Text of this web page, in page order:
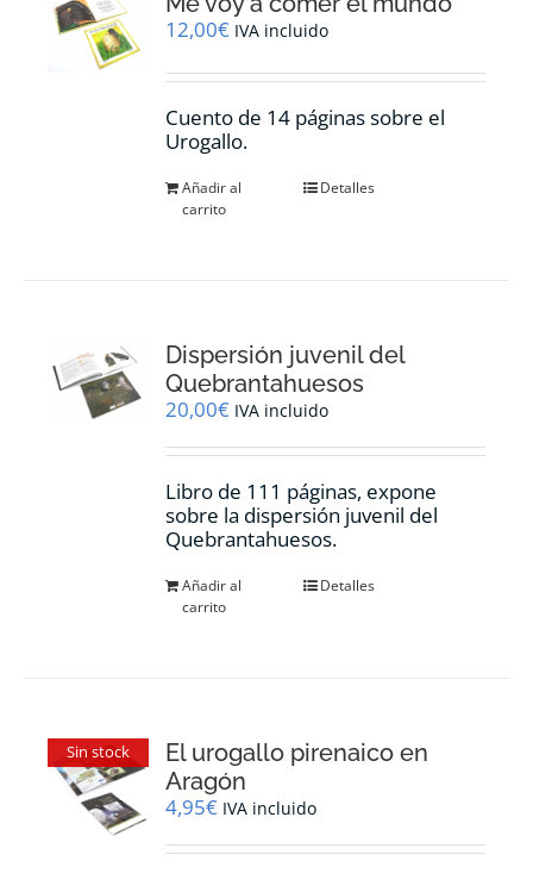
12,00€ IVA incluido
Cuento de 14 páginas sobre el
Urogallo.
Añadir al
carrito
Detalles
Dispersión juvenil del
Quebrantahuesos
20,00€ IVA incluido
Libro de 111 páginas, expone
sobre la dispersión juvenil del
Quebrantahuesos.
Añadir al
carrito
Detalles
Sin stock
El urogallo pirenaico en
Aragón
4,95€ IVA incluido